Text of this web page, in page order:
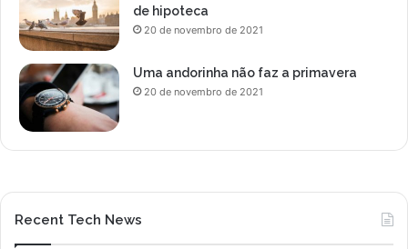
de hipoteca
20 de novembro de 2021
Uma andorinha não faz a primavera
20 de novembro de 2021
Recent Tech News